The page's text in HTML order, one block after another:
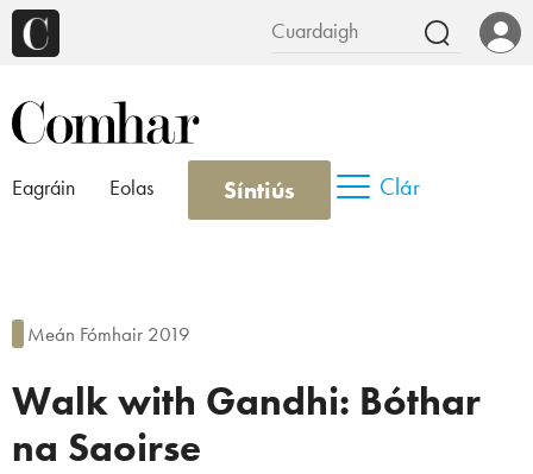
Eagráin Eolas Síntiús Clár
Walk with Gandhi: Bóthar
na Saoirse
Meán Fómhair 2019